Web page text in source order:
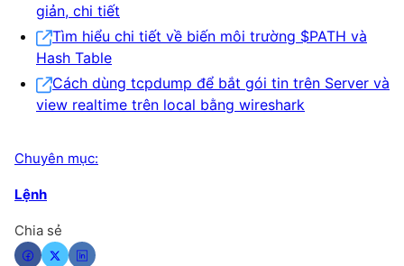
giản, chi tiết
Tìm hiểu chi tiết về biến môi trường $PATH và
Hash Table
Cách dùng tcpdump để bắt gói tin trên Server và
view realtime trên local bằng wireshark
Chuyên mục:
Lệnh
Chia sẻ